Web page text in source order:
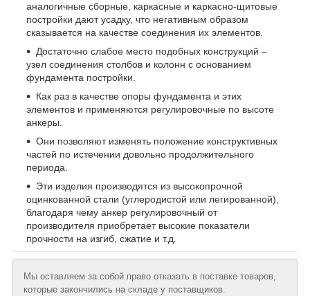
аналогичные сборные, каркасные и каркасно-щитовые
постройки дают усадку, что негативным образом
сказывается на качестве соединения их элементов.
Достаточно слабое место подобных конструкций –
узел соединения столбов и колонн с основанием
фундамента постройки.
Как раз в качестве опоры фундамента и этих
элементов и применяются регулировочные по высоте
анкеры.
Они позволяют изменять положение конструктивных
частей по истечении довольно продолжительного
периода.
Эти изделия производятся из высокопрочной
оцинкованной стали (углеродистой или легированной),
благодаря чему анкер регулировочный от
производителя приобретает высокие показатели
прочности на изгиб, сжатие и т.д.
Мы оставляем за собой право отказать в поставке товаров,
которые закончились на складе у поставщиков.